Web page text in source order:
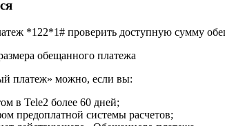
*122*1# проверить доступную сумму
обещанного платежа
платеж» можно, если вы:
в Tele2 более 60 дней;
предоплатной системы расчетов;